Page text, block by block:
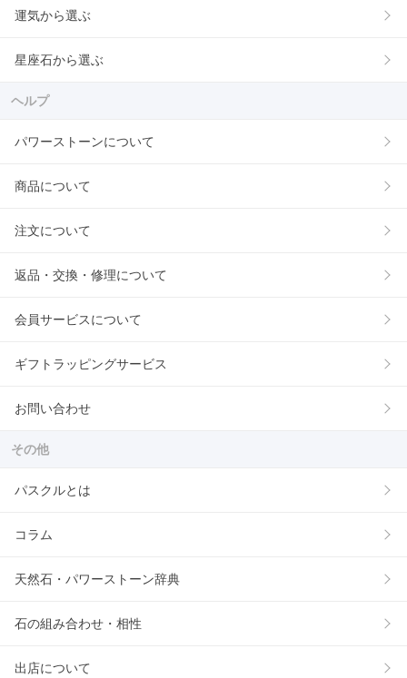
運気から選ぶ
星座石から選ぶ
ヘルプ
パワーストーンについて
商品について
注文について
返品・交換・修理について
会員サービスについて
ギフトラッピングサービス
お問い合わせ
その他
パスクルとは
コラム
天然石・パワーストーン辞典
石の組み合わせ・相性
出店について